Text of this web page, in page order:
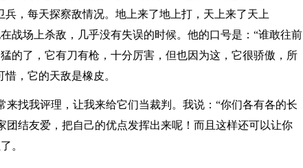
兵，每天探察敌情况。地上来了地上打，天上来了天上
战场上杀敌，几乎没有失误的时候。他的口号是：“谁敢往前
的了，它有刀有枪，十分厉害，但也因为这，它很骄傲，所
，它的天敌是橡皮。
找我评理，让我来给它们当裁判。我说：“你们各有各的长
结友爱，把自己的优点发挥出来呢！而且这样还可以让你
。